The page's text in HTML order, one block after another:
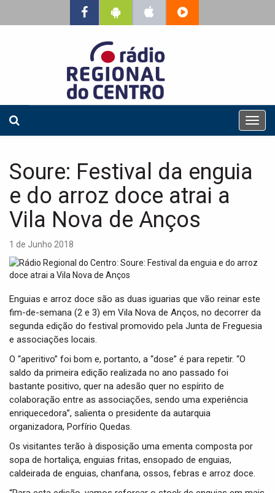
T
o
a
o
n
Soure: Festival da enguia
e do arroz doce atrai a
Vila Nova de Anços
1 de Junho 2018
Enguias e arroz doce são as duas iguarias que vão reinar este
fim-de-semana (2 e 3) em Vila Nova de Anços, no decorrer da
segunda edição do festival promovido pela Junta de Freguesia
e associações locais.
O “aperitivo” foi bom e, portanto, a “dose” é para repetir. “O
saldo da primeira edição realizada no ano passado foi
bastante positivo, quer na adesão quer no espírito de
colaboração entre as associações, sendo uma experiência
enriquecedora”, salienta o presidente da autarquia
organizadora, Porfírio Quedas.
Os visitantes terão à disposição uma ementa composta por
sopa de hortaliça, enguias fritas, ensopado de enguias,
caldeirada de enguias, chanfana, ossos, febras e arroz doce.